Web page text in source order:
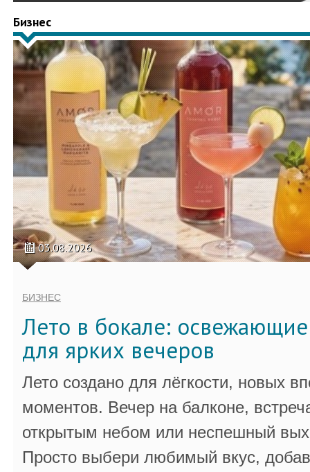
Бизнес
03.08.2026
БИЗНЕС
Лето в бокале:
для ярких вечеров
Лето создано для лёгкости, новых
моментов. Вечер на балконе,
открытым небом или неспешный
Просто выбери любимый вкус,